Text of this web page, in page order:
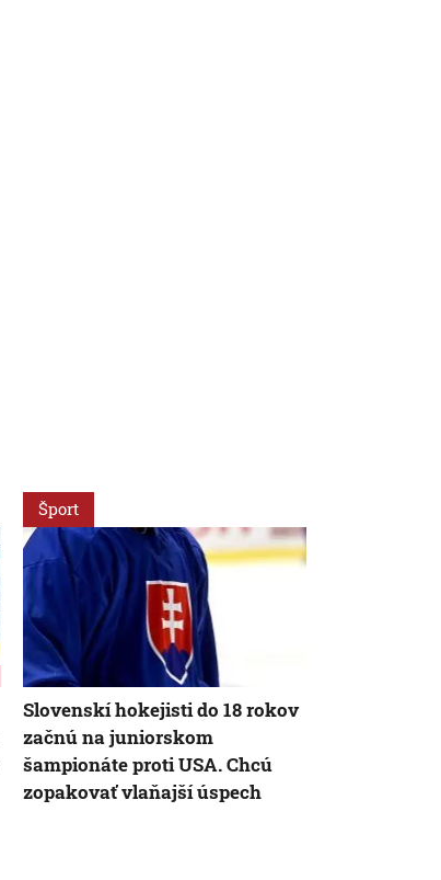
Šport
Slovenskí hokejisti do 18 rokov
začnú na juniorskom
šampionáte proti USA. Chcú
zopakovať vlaňajší úspech